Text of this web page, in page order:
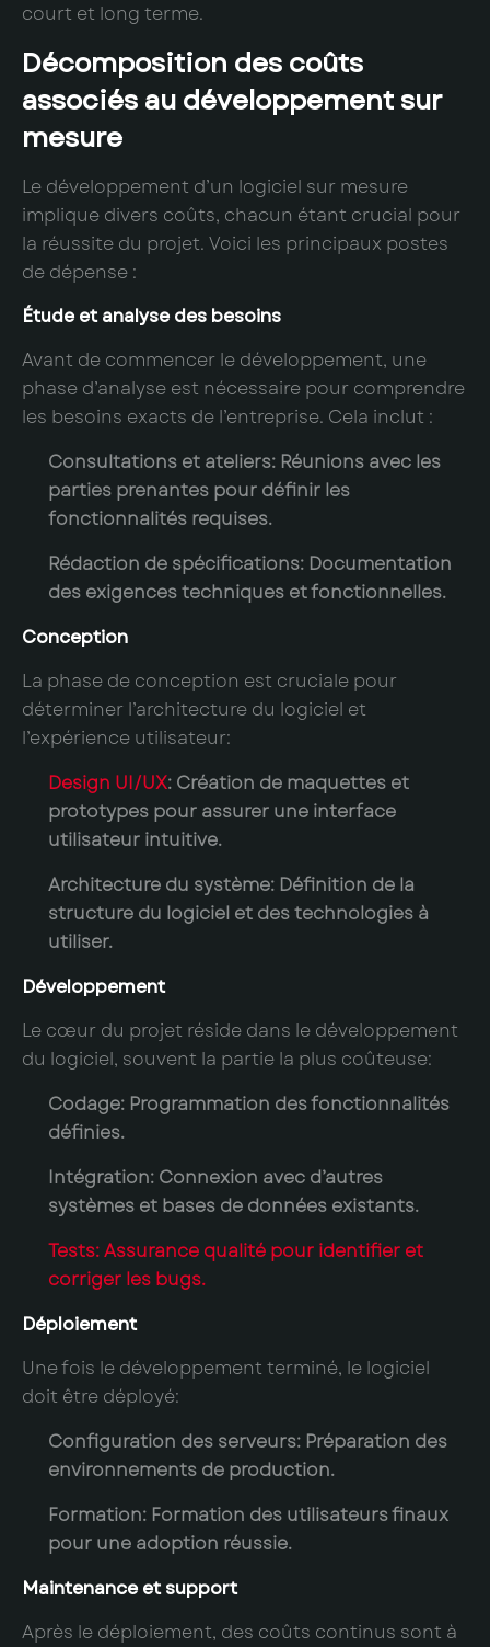
court et long terme.
Décomposition des coûts
associés au développement sur
mesure
Le développement d’un logiciel sur mesure
implique divers coûts, chacun étant crucial pour
la réussite du projet. Voici les principaux postes
de dépense :
Étude et analyse des besoins
Avant de commencer le développement, une
phase d’analyse est nécessaire pour comprendre
les besoins exacts de l’entreprise. Cela inclut :
Consultations et ateliers: Réunions avec les
parties prenantes pour définir les
fonctionnalités requises.
Rédaction de spécifications: Documentation
des exigences techniques et fonctionnelles.
Conception
La phase de conception est cruciale pour
déterminer l’architecture du logiciel et
l’expérience utilisateur:
Design UI/UX: Création de maquettes et
prototypes pour assurer une interface
utilisateur intuitive.
Architecture du système: Définition de la
structure du logiciel et des technologies à
utiliser.
Développement
Le cœur du projet réside dans le développement
du logiciel, souvent la partie la plus coûteuse:
Codage: Programmation des fonctionnalités
définies.
Intégration: Connexion avec d’autres
systèmes et bases de données existants.
Tests: Assurance qualité pour identifier et
corriger les bugs.
Déploiement
Une fois le développement terminé, le logiciel
doit être déployé:
Configuration des serveurs: Préparation des
environnements de production.
Formation: Formation des utilisateurs finaux
pour une adoption réussie.
Maintenance et support
Après le déploiement, des coûts continus sont à